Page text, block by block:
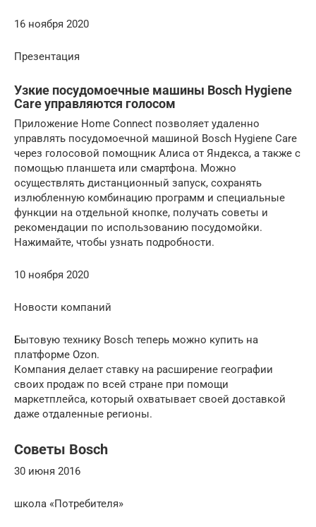
16 ноября 2020
Презентация
Узкие посудомоечные машины Bosch Hygiene
Care управляются голосом
Приложение Home Connect позволяет удаленно
управлять посудомоечной машиной Bosch Hygiene Care
через голосовой помощник Алиса от Яндекса, а также с
помощью планшета или смартфона. Можно
осуществлять дистанционный запуск, сохранять
излюбленную комбинацию программ и специальные
функции на отдельной кнопке, получать советы и
рекомендации по использованию посудомойки.
Нажимайте, чтобы узнать подробности.
10 ноября 2020
Новости компаний
Бытовую технику Bosch теперь можно купить на
платформе Ozon.
Компания делает ставку на расширение географии
своих продаж по всей стране при помощи
маркетплейса, который охватывает своей доставкой
даже отдаленные регионы.
Советы Bosch
30 июня 2016
школа «Потребителя»